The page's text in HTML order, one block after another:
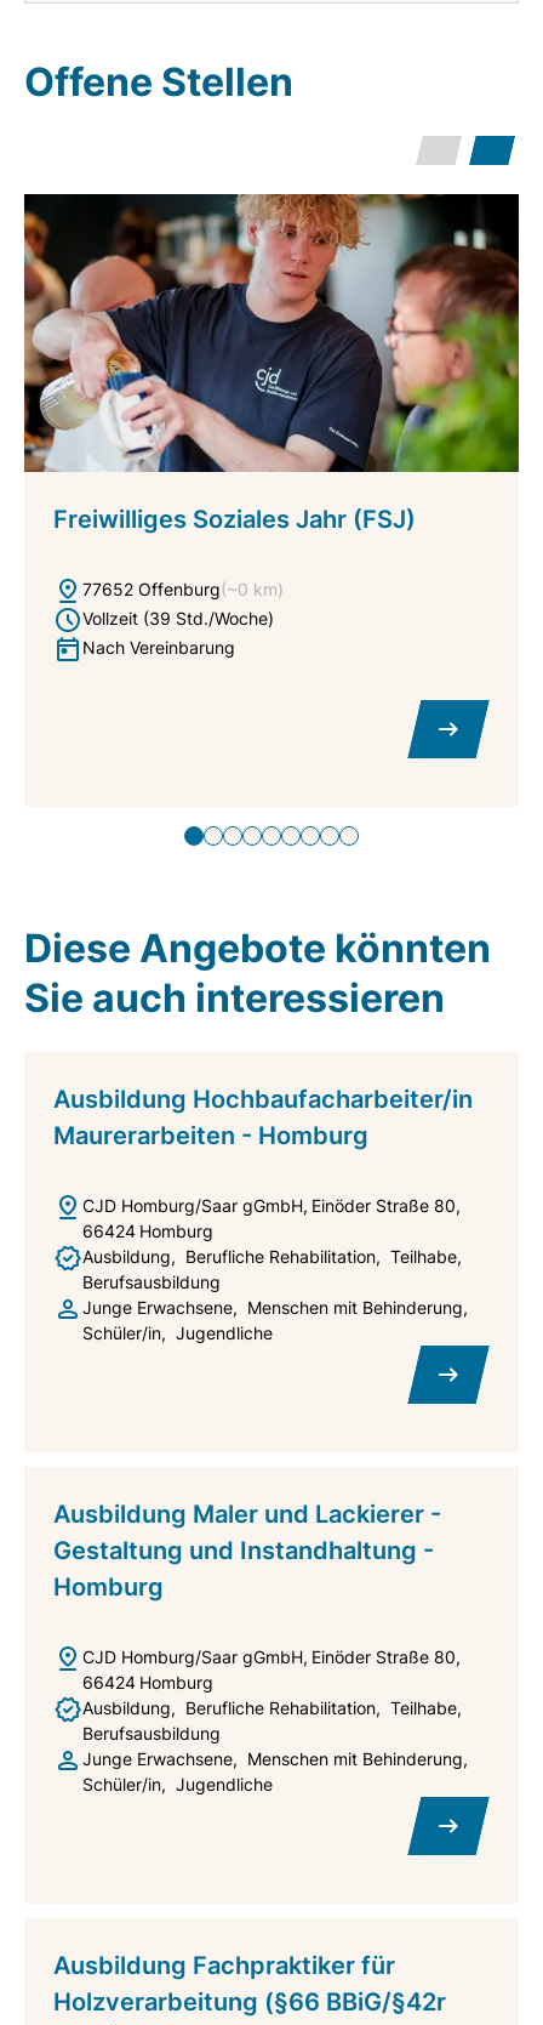
Offene Stellen
Freiwilliges Soziales Jahr (FSJ)
77652 Offenburg(~0 km)
Vollzeit (39 Std./Woche)
Nach Vereinbarung
Diese Angebote könnten
Sie auch interessieren
Ausbildung Hochbaufacharbeiter/in
Maurerarbeiten - Homburg
CJD Homburg/Saar gGmbH Einöder Straße 80
66424 Homburg
Ausbildung
Berufliche Rehabilitation
Teilhabe
Berufsausbildung
Junge Erwachsene
Menschen mit Behinderung
Schüler/in
Jugendliche
Ausbildung Maler und Lackierer -
Gestaltung und Instandhaltung -
Homburg
CJD Homburg/Saar gGmbH Einöder Straße 80
66424 Homburg
Ausbildung
Berufliche Rehabilitation
Teilhabe
Berufsausbildung
Junge Erwachsene
Menschen mit Behinderung
Schüler/in
Jugendliche
Ausbildung Fachpraktiker für
Holzverarbeitung (§66 BBiG/§42r